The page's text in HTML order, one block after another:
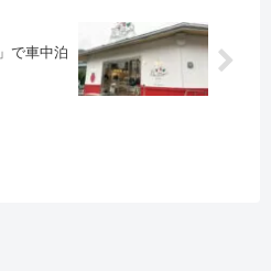
で車中泊